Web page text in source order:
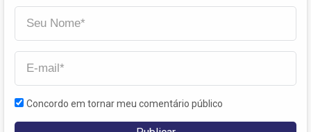
Concordo em tornar meu comentário público